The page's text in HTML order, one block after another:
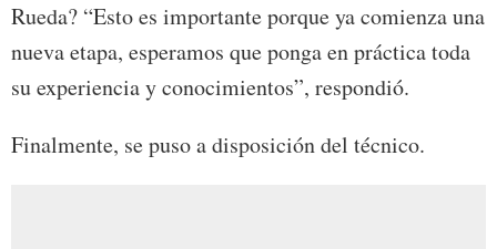
Rueda? “Esto es importante porque ya comienza una
nueva etapa, esperamos que ponga en práctica toda
su experiencia y conocimientos”, respondió.
Finalmente, se puso a disposición del técnico.